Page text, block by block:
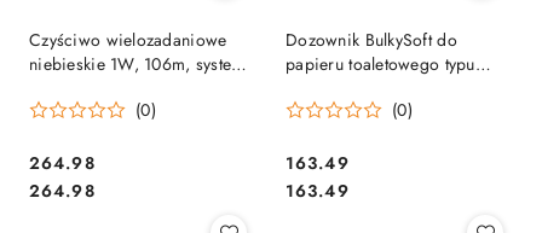
Czyściwo wielozadaniowe
niebieskie 1W, 106m, system
zabrudzeń 530237 TORK
(0)
Cena:
264.98
Cena:
264.98
Dozownik BulkySoft do
papieru toaletowego typu
01350
(0)
Cena:
163.49
Cena:
163.49